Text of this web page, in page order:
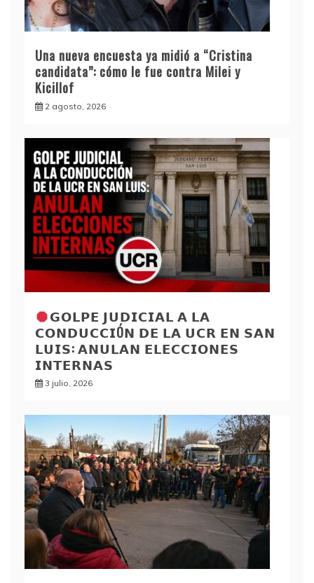
Una nueva encuesta ya midió a “Cristina
candidata”: cómo le fue contra Milei y
Kicillof
2 agosto, 2026
𝗚𝗢𝗟𝗣𝗘 𝗝𝗨𝗗𝗜𝗖𝗜𝗔𝗟 𝗔 𝗟𝗔
𝗖𝗢𝗡𝗗𝗨𝗖𝗖𝗜Ó𝗡 𝗗𝗘 𝗟𝗔 𝗨𝗖𝗥 𝗘𝗡 𝗦𝗔𝗡
𝗟𝗨𝗜𝗦: 𝗔𝗡𝗨𝗟𝗔𝗡 𝗘𝗟𝗘𝗖𝗖𝗜𝗢𝗡𝗘𝗦
𝗜𝗡𝗧𝗘𝗥𝗡𝗔𝗦
3 julio, 2026